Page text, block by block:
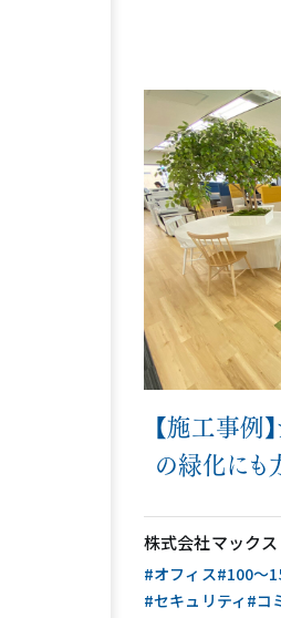
スタ
【施工事例
の緑化にも
株式会社マックス
#オフィス#100〜
#セキュリティ #コ